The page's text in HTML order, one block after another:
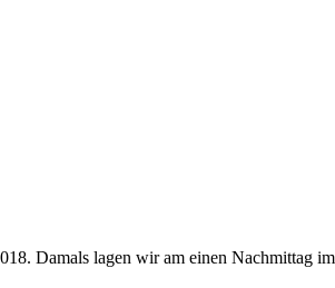
Damals lagen wir am einen Nachmittag